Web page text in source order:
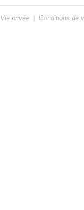
Vie privée Conditions de